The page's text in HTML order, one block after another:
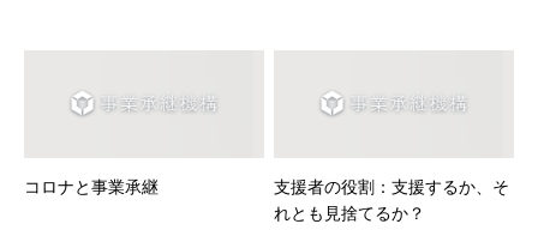
コロナと事業承継
支援者の役割：支援するか、そ
れとも見捨てるか？